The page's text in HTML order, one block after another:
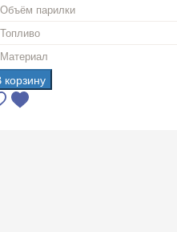
Объём парилки
Топливо
Материал
корзину